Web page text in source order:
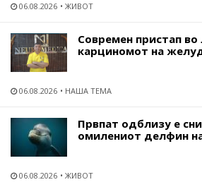
06.08.2026 ЖИВОТ
Современ пристап
карциномот на
06.08.2026 НАША ТЕМА
Првпат одблизу е
омилениот делфин
06.08.2026 ЖИВОТ